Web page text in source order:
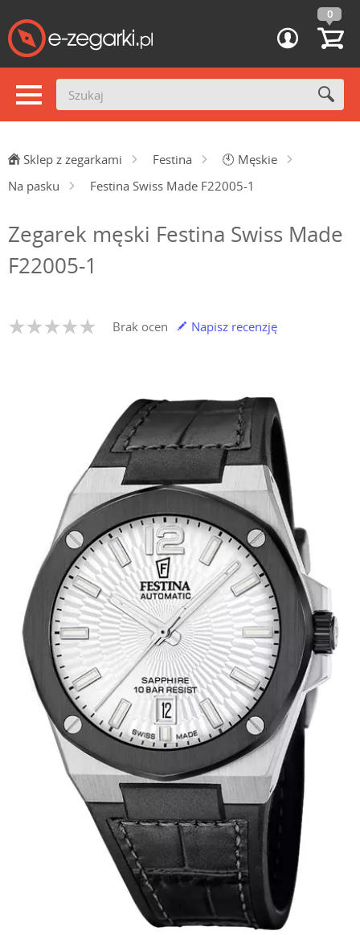
0
Sklep z zegarkami Festina 🕙 Męskie
Na pasku
Festina Swiss Made F22005-1
Zegarek męski Festina Swiss Made
F22005-1
Brak ocen Napisz recenzję